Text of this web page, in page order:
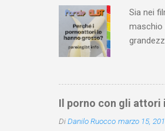
Sia nei
maschio
video
fa
di
Il porno con gli attori
DiDanilo Ruocco marzo 15,